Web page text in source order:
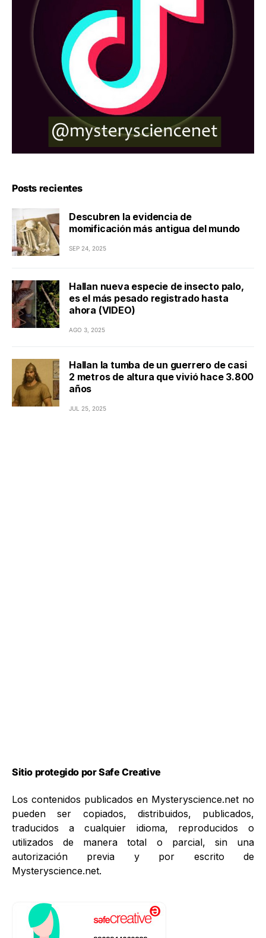
Posts recientes
Descubren la evidencia de
momificación más antigua del mundo
SEP 24, 2025
Hallan nueva especie de insecto palo,
es el más pesado registrado hasta
ahora (VIDEO)
AGO 3, 2025
Hallan la tumba de un guerrero de casi
2 metros de altura que vivió hace 3.800
años
JUL 25, 2025
Sitio protegido por Safe Creative
Los contenidos publicados en Mysteryscience.net no
pueden ser copiados, distribuidos, publicados,
traducidos a cualquier idioma, reproducidos o
utilizados de manera total o parcial, sin una
autorización previa y por escrito de
Mysteryscience.net.